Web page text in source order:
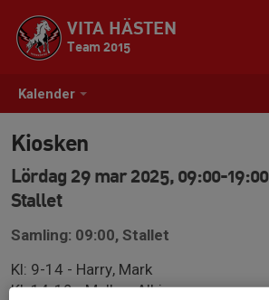
Kalender
VITA HÄSTEN
Team 2015
Kiosken
Lördag 29 mar 2025, 09:00-19:00
Stallet
Samling: 09:00, Stallet
Kl: 9-14 - Harry, Mark
Kl: 14-19 - Melker, Albin